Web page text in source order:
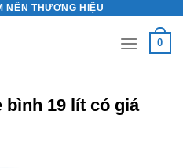
NÊN THƯƠNG HIỆU
0
19 lít có giá